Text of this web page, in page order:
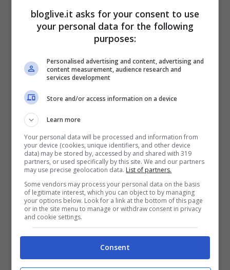
Marialuisa Jacobelli (Screenshot Instagram)
La
dal campionato diSerie Ae dunque dagli
bloglive.it asks for your consent to use
your personal data for the following
purposes:
Personalised advertising and content, advertising and
content measurement, audience research and
services development
Store and/or access information on a device
Learn more
Your personal data will be processed and information from
your device (cookies, unique identifiers, and other device
data) may be stored by, accessed by and shared with 319
partners, or used specifically by this site. We and our partners
may use precise geolocation data. List of partners.
Some vendors may process your personal data on the basis
of legitimate interest, which you can object to by managing
your options below. Look for a link at the bottom of this page
or in the site menu to manage or withdraw consent in privacy
and cookie settings.
Consent